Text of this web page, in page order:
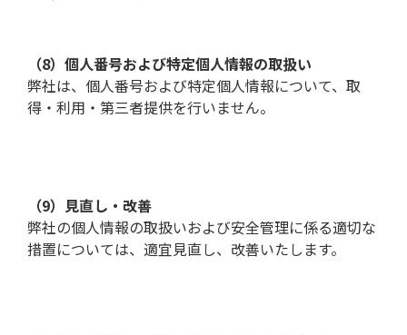
（8）個人番号および特定個人情報の取扱い
弊社は、個人番号および特定個人情報について、取
得・利用・第三者提供を行いません。
（9）見直し・改善
弊社の個人情報の取扱いおよび安全管理に係る適切な
措置については、適宜見直し、改善いたします。